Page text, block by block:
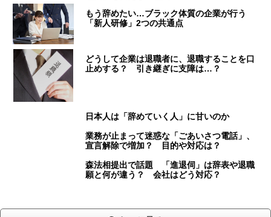
もう辞めたい…ブラック体質の企業が行う
「新人研修」2つの共通点
どうして企業は退職者に、退職することを口
止めする？ 引き継ぎに支障は…？
日本人は「辞めていく人」に甘いのか
業務が止まって迷惑な「ごあいさつ電話」、
宣言解除で増加？ 目的や対応は？
森法相提出で話題 「進退伺」は辞表や退職
願と何が違う？ 会社はどう対応？